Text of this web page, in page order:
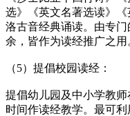
选》《英文名著选读》
洛古音经典诵读。由专
余，皆作为读经推广之用
（5）提倡校园读经：
提倡幼儿园及中小学教
时间作读经教学。最可